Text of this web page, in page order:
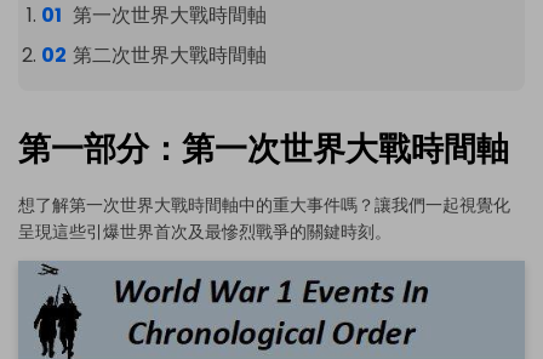
第一次世界大戰時間軸
第二次世界大戰時間軸
第一部分：第一次世界大戰時間軸
想了解第一次世界大戰時間軸中的重大事件嗎？讓我們一起視覺化
呈現這些引爆世界首次及最慘烈戰爭的關鍵時刻。